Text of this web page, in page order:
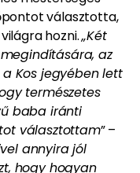
választotta,
hozni.„Két
az
Kos jegyében lett
természetes
baba iránti
választottam” –
annyira jól
hogy hogyan